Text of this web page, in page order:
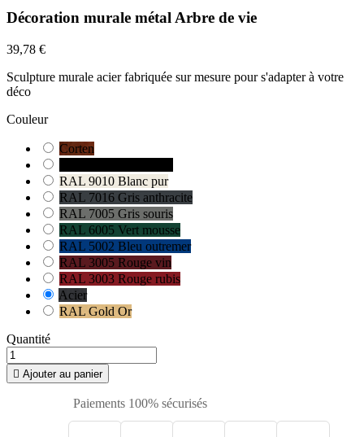
Décoration murale métal Arbre de vie
39,78 €
Sculpture murale acier fabriquée sur mesure pour s'adapter à votre
déco
Couleur
Corten
RAL 9010 Blanc pur
RAL 7016 Gris anthracite
RAL 7005 Gris souris
RAL 6005 Vert mousse
RAL 5002 Bleu outremer
RAL 3005 Rouge vin
RAL 3003 Rouge rubis
Acier
RAL Gold Or
Quantité
 Ajouter au panier
Paiements 100% sécurisés